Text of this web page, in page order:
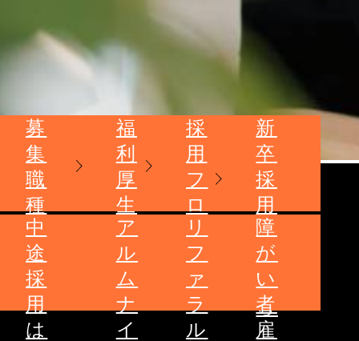
募
集
職
種
福
利
厚
生
採
用
フ
ロ
ー
新
卒
採
用
は
こ
ち
ら
中
途
採
用
は
ア
ル
ム
ナ
イ
リ
フ
ァ
ラ
ル
障
が
い
者
雇